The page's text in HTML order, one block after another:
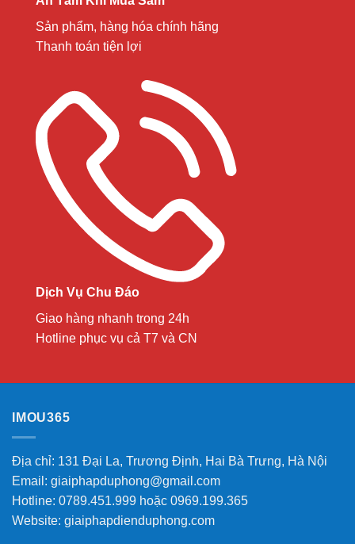
Sản phẩm, hàng hóa chính hãng
Thanh toán tiện lợi
Dịch Vụ Chu Đáo
Giao hàng nhanh trong 24h
Hotline phục vụ cả T7 và CN
IMOU365
Địa chỉ: 131 Đại La, Trương Định, Hai Bà Trưng, Hà Nội
Email: giaiphapduphong@gmail.com
Hotline: 0789.451.999 hoặc 0969.199.365
Website: giaiphapdienduphong.com